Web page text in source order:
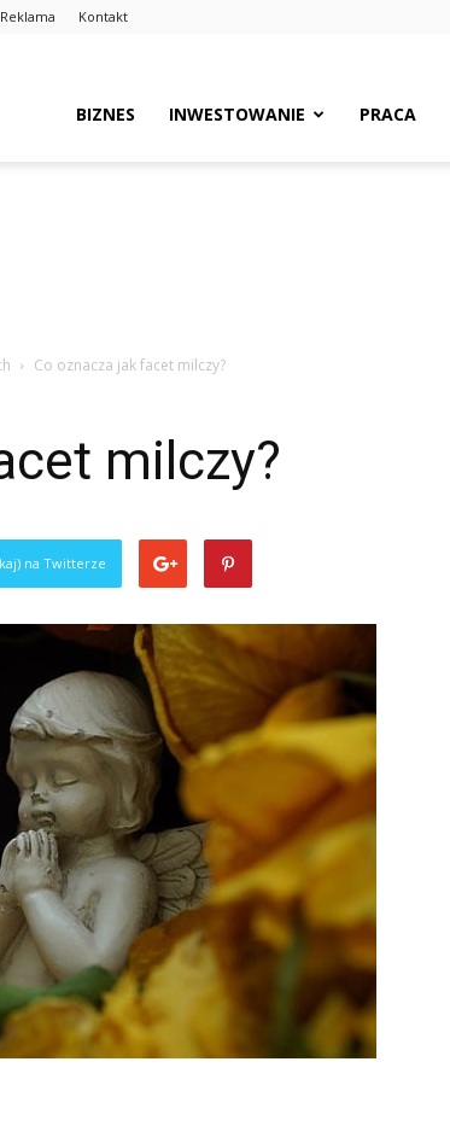
Reklama Kontakt
BIZNES INWESTOWANIE PRACA
Co oznacza jak facet milczy?
milczy?
na Twitterze